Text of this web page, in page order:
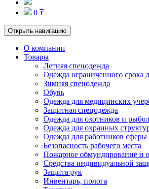
0 ₸
Открыть навигацию
О компании
Товары
Летняя спецодежда
Одежда ограниченного срока
Зимняя спецодежда
Обувь
Одежда для медицинских
Защитная спецодежда
Одежда для охотников и
Одежда для охранных
Одежда для работников сферы
Безопасность рабочего места
Пожарное обмундирование и
Средства индивидуальной
Защита рук
Инвентарь, полога